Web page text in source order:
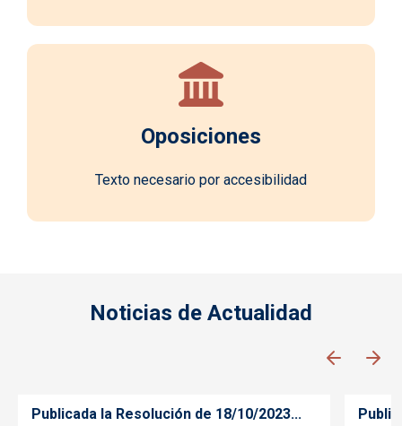
Oposiciones
Texto necesario por accesibilidad
Noticias de Actualidad
Publicada la Resolución de 18/10/2023...